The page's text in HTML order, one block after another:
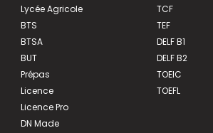
Lycée Agricole
BTS
BTSA
BUT
Prépas
Licence
Licence Pro
DN Made
TCF
TEF
DELF B1
DELF B2
TOEIC
TOEFL